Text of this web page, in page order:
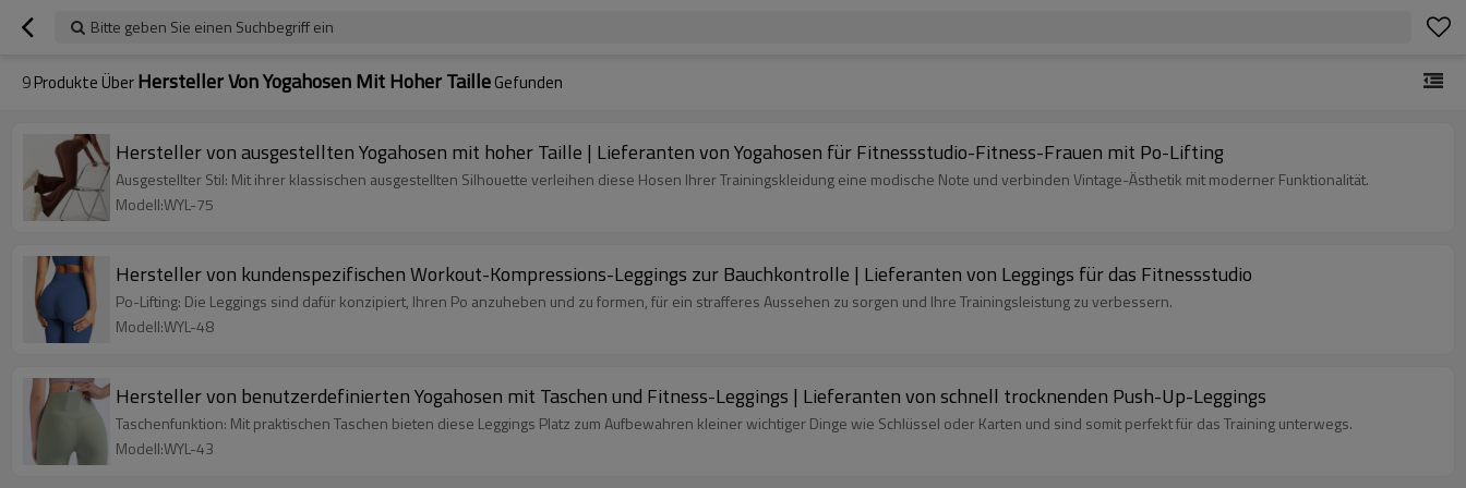
Bitte geben Sie einen Suchbegriff ein
9Produkte ÜberHersteller Von Yogahosen Mit Hoher TailleGefunden
Hersteller von ausgestellten Yogahosen mit hoher Taille | Lieferanten von Yogahosen für Fitnessstudio-Fitness-Frauen mit Po-Lifting
Ausgestellter Stil: Mit ihrer klassischen ausgestellten Silhouette verleihen diese Hosen Ihrer Trainingskleidung eine modische Note und verbinden Vintage-Ästhetik mit moderner Funktionalität.
Modell:WYL-75
Hersteller von kundenspezifischen Workout-Kompressions-Leggings zur Bauchkontrolle | Lieferanten von Leggings für das Fitnessstudio
Po-Lifting: Die Leggings sind dafür konzipiert, Ihren Po anzuheben und zu formen, für ein strafferes Aussehen zu sorgen und Ihre Trainingsleistung zu verbessern.
Modell:WYL-48
Hersteller von benutzerdefinierten Yogahosen mit Taschen und Fitness-Leggings | Lieferanten von schnell trocknenden Push-Up-Leggings
Taschenfunktion: Mit praktischen Taschen bieten diese Leggings Platz zum Aufbewahren kleiner wichtiger Dinge wie Schlüssel oder Karten und sind somit perfekt für das Training unterwegs.
Modell:WYL-43